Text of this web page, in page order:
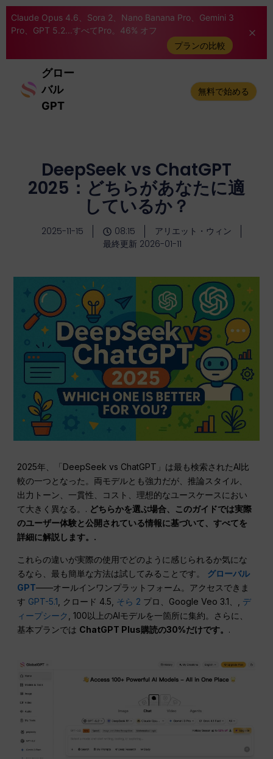
Claude Opus 4.6、Sora 2、Nano Banana Pro、Gemini 3
Pro、GPT 5.2...すべてPro。46% オフ
プランの比較
グロー
バル
GPT
無料で始める
DeepSeek vs ChatGPT
2025：どちらがあなたに適
しているか？
2025-11-15 08:15
アリエット・ウィン
最終更新 2026-01-11
2025年、「DeepSeek vs ChatGPT」は最も検索されたAI比
較の一つとなった。両モデルとも強力だが、推論スタイル、
出力トーン、一貫性、コスト、理想的なユースケースにおい
て大きく異なる。. どちらかを選ぶ場合、このガイドでは実際
のユーザー体験と公開されている情報に基づいて、すべてを
詳細に解説します。.
これらの違いが実際の使用でどのように感じられるか気にな
るなら、最も簡単な方法は試してみることです。 グローバル
GPT——オールインワンプラットフォーム。アクセスできま
す GPT-5.1 , クロード 4.5, そら 2 プロ、Google Veo 3.1、, デ
ィープシーク , 100以上のAIモデルを一箇所に集約。さらに、
基本プランでは ChatGPT Plus購読の30%だけです。 .